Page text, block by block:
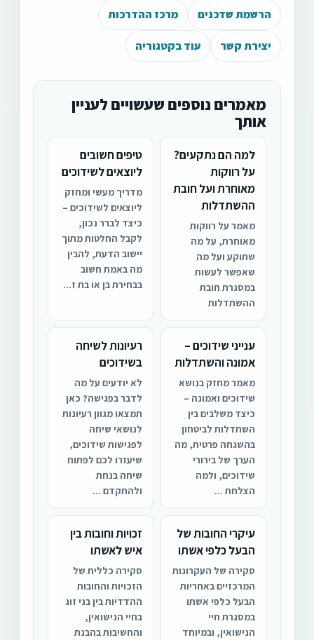
הרשמת שדכנים מרכז ההדרכות
יצירת קשר עוד בקטגוריה
מאמרים נוספים שעשויים לעניין
אותך
למה הם נתקעים?
על רווקות
מאוחרת ועל חובת
ההשתדלות
מאמר על רווקות
מאוחרת, על מה
שתוקע ועל מה
שאפשר לעשות
במסגרת חובת
ההשתדלות
טיפים חשובים
ליוצאים לשידוכים
מדריך מעשי ומחזק
ליוצאים לשידוכים –
כיצד לברר נכון,
לקבל החלטות מתוך
יישוב הדעת, להבין
מה באמת חשוב
בבחירת בן או בת ז...
ענייני שידוכים –
אמונה והשתדלות
מאמר מחזק בנושא
שידוכים ואמונה –
כיצד משלבים בין
השתדלות לביטחון
בהשגחה פרטית, מה
הערך של בירורי
שידוכים, ולמה
הצלחת ...
רעיונות לשיחה
בשידוכים
לא יודעים על מה
לדבר בפגישה? כאן
תמצאו מגוון רעיונות
לנושאי שיחה
לפגישות שידוכים,
שיעזרו לכם לפתוח
שיחה בנחת
ולהתקדם ...
עיקרי החובות של
הבעל כלפי אשתו
סקירה של העקרונות
המרכזיים באחריות
הבעל כלפי אשתו
במסגרת חיי
הנישואין, ובמיוחד
זכויות וחובות בין
איש לאשתו
סקירה כללית של
הזכויות והחובות
ההדדיות בין בני זוג
בחיי הנישואין,
והחשיבות בהבנת